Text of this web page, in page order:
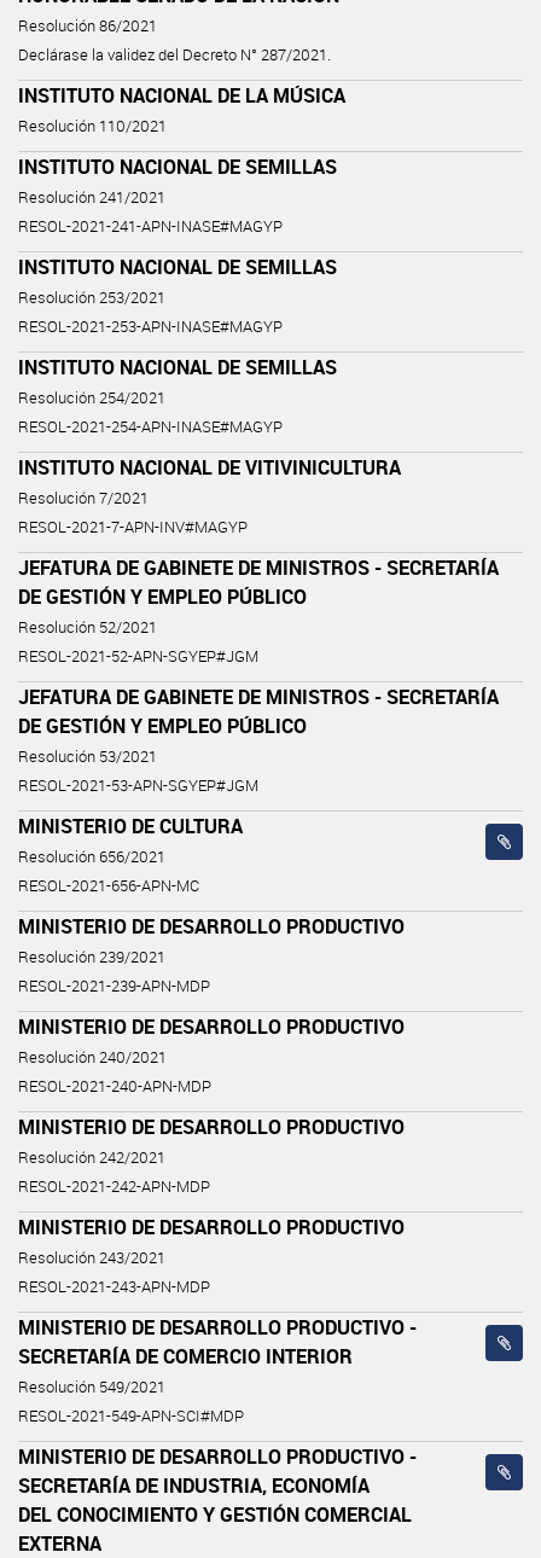
Resolución 86/2021
Declárase la validez del Decreto N° 287/2021.
INSTITUTO NACIONAL DE LA MÚSICA
Resolución 110/2021
INSTITUTO NACIONAL DE SEMILLAS
Resolución 241/2021
RESOL-2021-241-APN-INASE#MAGYP
INSTITUTO NACIONAL DE SEMILLAS
Resolución 253/2021
RESOL-2021-253-APN-INASE#MAGYP
INSTITUTO NACIONAL DE SEMILLAS
Resolución 254/2021
RESOL-2021-254-APN-INASE#MAGYP
INSTITUTO NACIONAL DE VITIVINICULTURA
Resolución 7/2021
RESOL-2021-7-APN-INV#MAGYP
JEFATURA DE GABINETE DE MINISTROS - SECRETARÍA
DE GESTIÓN Y EMPLEO PÚBLICO
Resolución 52/2021
RESOL-2021-52-APN-SGYEP#JGM
JEFATURA DE GABINETE DE MINISTROS - SECRETARÍA
DE GESTIÓN Y EMPLEO PÚBLICO
Resolución 53/2021
RESOL-2021-53-APN-SGYEP#JGM
MINISTERIO DE CULTURA
Resolución 656/2021
RESOL-2021-656-APN-MC
MINISTERIO DE DESARROLLO PRODUCTIVO
Resolución 239/2021
RESOL-2021-239-APN-MDP
MINISTERIO DE DESARROLLO PRODUCTIVO
Resolución 240/2021
RESOL-2021-240-APN-MDP
MINISTERIO DE DESARROLLO PRODUCTIVO
Resolución 242/2021
RESOL-2021-242-APN-MDP
MINISTERIO DE DESARROLLO PRODUCTIVO
Resolución 243/2021
RESOL-2021-243-APN-MDP
MINISTERIO DE DESARROLLO PRODUCTIVO -
SECRETARÍA DE COMERCIO INTERIOR
Resolución 549/2021
RESOL-2021-549-APN-SCI#MDP
MINISTERIO DE DESARROLLO PRODUCTIVO -
SECRETARÍA DE INDUSTRIA, ECONOMÍA
DEL CONOCIMIENTO Y GESTIÓN COMERCIAL
EXTERNA